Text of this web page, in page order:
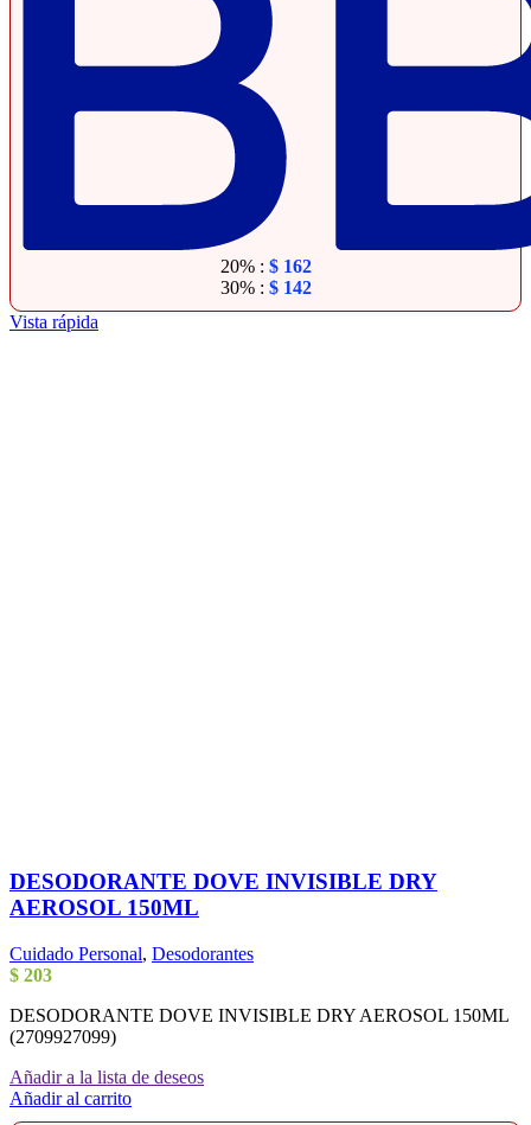
20% : $162
30% : $142
Vista rápida
DESODORANTE DOVE INVISIBLE DRY
AEROSOL 150ML
Cuidado Personal, Desodorantes
$ 203
DESODORANTE DOVE INVISIBLE DRY AEROSOL 150ML
(2709927099)
Añadir a la lista de deseos
Añadir al carrito